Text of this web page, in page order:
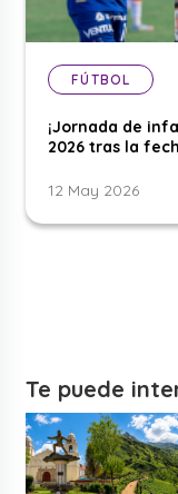
FÚTBOL
¡Jornada de
2026 tras la
12 May 2026
Te puede